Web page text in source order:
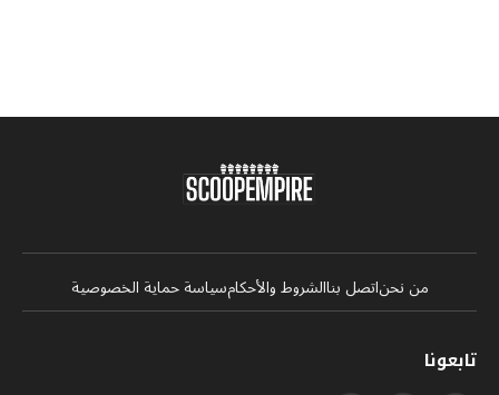
من نحناتصل بناالشروط والأحكامسياسة حماية الخصوصية
تابعونا